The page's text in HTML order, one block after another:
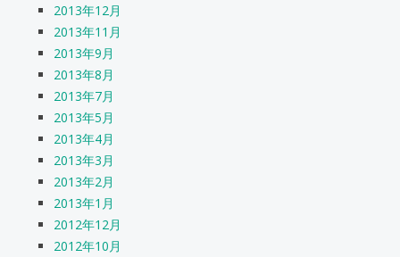
2013年12月
2013年11月
2013年9月
2013年8月
2013年7月
2013年5月
2013年4月
2013年3月
2013年2月
2013年1月
2012年12月
2012年10月